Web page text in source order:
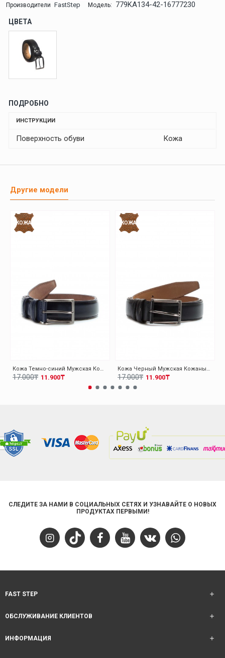
Производители FastStep Модель: 779KA134-42-16777230
ЦВЕТА
ПОДРОБНО
ИНСТРУКЦИИ
Поверхность обуви Кожа
Другие модели
КОЖА
Кожа Темно-синий Мужская Кожаный Ремень 779KA00
11.900₸
17.000₸
КОЖА
Кожа Черный Мужская Кожаный Ремень 779KA00
11.900₸
17.000₸
СЛЕДИТЕ ЗА НАМИ В СОЦИАЛЬНЫХ СЕТЯХ И УЗНАВАЙТЕ О НОВЫХ
ПРОДУКТАХ ПЕРВЫМИ!
FAST STEP
ОБСЛУЖИВАНИЕ КЛИЕНТОВ
ИНФОРМАЦИЯ